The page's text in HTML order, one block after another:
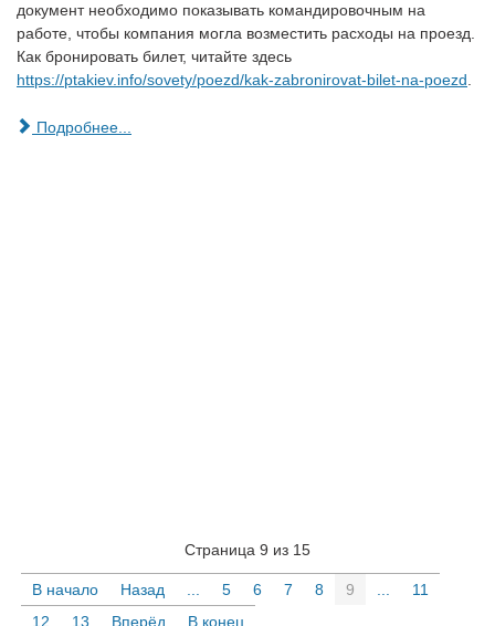
документ необходимо показывать командировочным на
работе, чтобы компания могла возместить расходы на проезд.
Как бронировать билет, читайте здесь
https://ptakiev.info/sovety/poezd/kak-zabronirovat-bilet-na-poezd
Подробнее...
Страница 9 из 15
В начало Назад 5 6 7 8 9
11
12
13 Вперёд В конец